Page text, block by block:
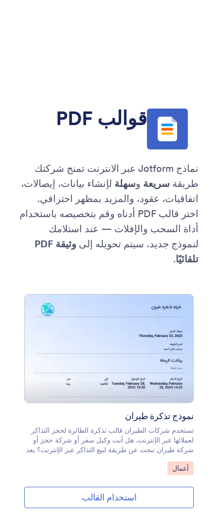
قوالب PDF
نماذج Jotform عبر الانترنت تمنح شركتك
طريقة سريعة وسهلة لإنشاء بيانات، إيصالات،
اتفاقيات، عقود، والمزيد بمظهر احترافي.
اختر قالب PDF أدناه وقم بتخصيصه باستخدام
أداة السحب والإفلات — عند استلامك
لنموذج جديد، سيتم تحويله إلى
وثيقة PDF
تلقائيًا.
نموذج تذكرة طيران
تستخدم شركات الطيران قالب تذكرة الطائرة لحجز التذاكر
لعملائها عبر الإنترنت. هل أنت وكيل سفر أو شركة حجز أو
شركة طيران تبحث عن طريقة لبيع التذاكر عبر الإنترنت؟ يعد
نموذج تذاكر الطائرة المجاني الخاص بنا الطريقة المثلى
لإنشاء تذاكر طائرة لعملائك. ما عليك سوى إدخال تفاصيل
الطيران تلقائيًا على إنشاء تذاكر طائرة بتنسيق PDF مخصص،
وهو رائع للسفر المحلي أو الدولي. قم بتنزيله أو طباعته
للاحتفاظ به في سجلاتك، أو إرساله بالبريد الإلكتروني إلى
انتقل إلى الفئة:
أعمال
استخدام القالب